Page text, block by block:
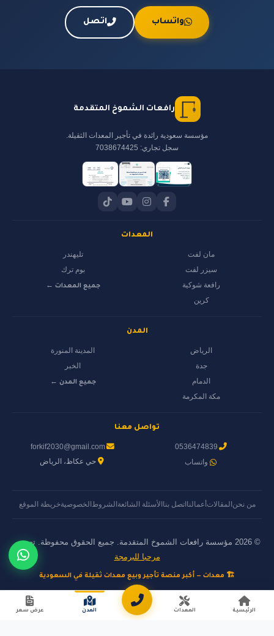
واتساب اتصل
رافعات الشموخ المتقدمة
مؤسسة سعودية رائدة في تأجير المعدات الثقيلة.
سجل تجاري: 7038674425
المعدات
مان لفت
سيزر لفت
رافعة شوكية
كرين
تليهندر
بوم ترك
جميع المعدات ←
المدن
الرياض
جدة
الدمام
مكة المكرمة
المدينة المنورة
الخبر
جميع المدن ←
تواصل معنا
0536474839
واتساب
forkif2030@gmail.com
حي عكاظ، الرياض
من نحن المقالات أعمالنا اتصل بنا الأسئلة الشائعة الشروط الخصوصيةخريطة الموقع
© 2026 مؤسسة رافعات الشموخ المتقدمة. جميع الحقوق محفوظة. تصميم
مرحبا للبرمجة
🏗️ معدات — أكبر منصة تأجير وبيع معدات ثقيلة في السعودية
الرئيسية المعدات المدن عرض سعر